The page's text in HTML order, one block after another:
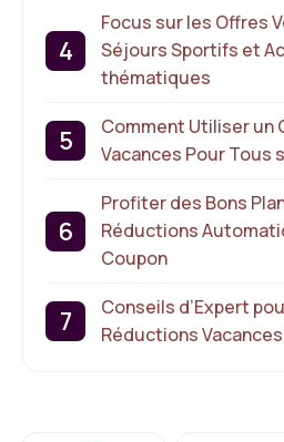
Focus sur les Offres
Séjours Sportifs et
thématiques
Comment Utiliser un
Vacances Pour Tous
Profiter des Bons
Réductions
Coupon
Conseils d’Expert
Réductions